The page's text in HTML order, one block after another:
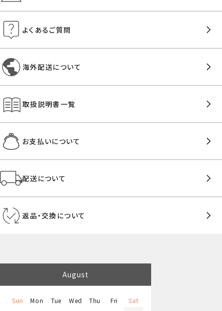
よくあるご質問
海外配送について
取扱説明書一覧
お支払いについて
配送について
返品・交換について
August
Sun Mon Tue Wed Thu Fri
Sat